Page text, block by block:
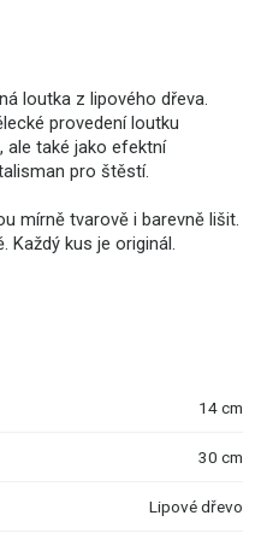
loutka z lipového dřeva.
provedení loutku
ale také jako efektní
pro štěstí.
mírně tvarově i barevně lišit.
Každý kus je originál.
14 cm
30 cm
Lipové dřevo